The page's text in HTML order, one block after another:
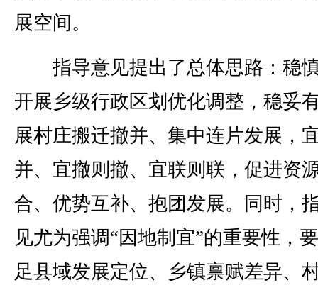
展空间。
指导意见提出了总体思路：稳
开展乡级行政区划优化调整，稳妥
展村庄搬迁撤并、集中连片发展，
并、宜撤则撤、宜联则联，促进资
合、优势互补、抱团发展。同时，
见尤为强调“因地制宜”的重要性，
足县域发展定位、乡镇禀赋差异、